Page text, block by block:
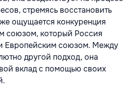
стремясь восстановить
ощущается конкуренция
союзом, который Россия
и Европейским союзом. Между
другой подход, она
вклад с помощью своих